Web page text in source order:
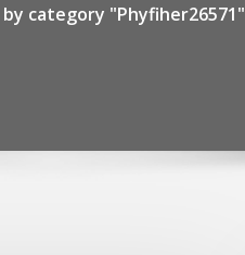
category "Phyfiher26571"